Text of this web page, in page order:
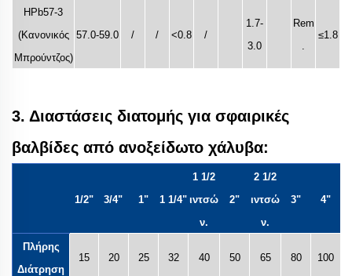
HPb57-3
(Κανονικός
Μπρούντζος)
57.0-59.0 / / <0.8 /
1.7-
3.0
Rem
≤1.8
3. Διαστάσεις διατομής για σφαιρικές
βαλβίδες από ανοξείδωτο χάλυβα:
1/2" 3/4" 1" 1 1/4"
1 1/2
ιντσώ
ν.
2"
2 1/2
ιντσώ
ν.
3" 4"
Πλήρης
Διάτρηση
15 20 25 32 40 50 65 80 100